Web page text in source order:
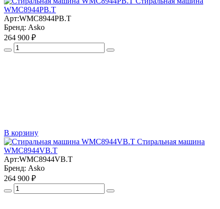
WMC8944PB.T
Арт:WMC8944PB.T
Бренд: Asko
264 900 ₽
В корзину
Стиральная машина
WMC8944VB.T
Арт:WMC8944VB.T
Бренд: Asko
264 900 ₽